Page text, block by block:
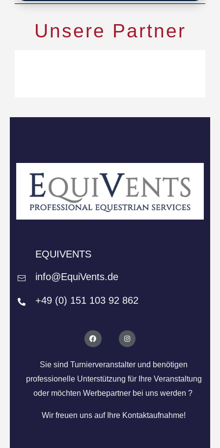
Unsere Partner
EQUIVENTS
info@EquiVents.de
+49 (0) 151 103 92 862
Sie sind Turnierveranstalter und benötigen
professionelle Unterstützung für Ihre Veranstaltung
oder möchten Werbepartner bei uns werden ?
Wir freuen uns auf Ihre Kontaktaufnahme!